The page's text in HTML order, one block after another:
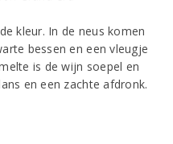
kleur. In de neus komen
bessen en een vleugje
is de wijn soepel en
en een zachte afdronk.